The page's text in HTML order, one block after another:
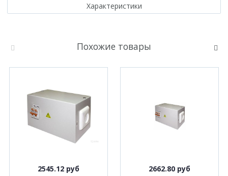
Характеристики
Похожие товары
2545.12 руб 2662.80 руб